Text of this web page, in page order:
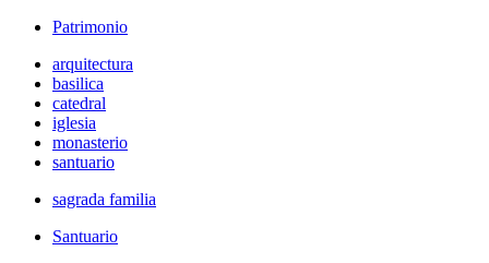
Patrimonio
arquitectura
basilica
catedral
iglesia
monasterio
santuario
sagrada familia
Santuario